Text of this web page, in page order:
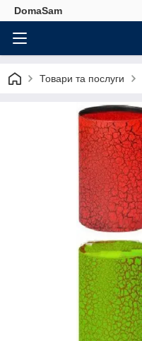
DomaSam
Товари та послуги